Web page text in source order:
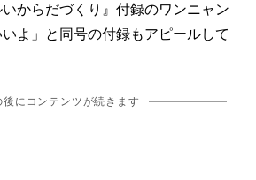
いからだづくり』付録のワンニャン
よ」と同号の付録もアピールして
後にコンテンツが続きます